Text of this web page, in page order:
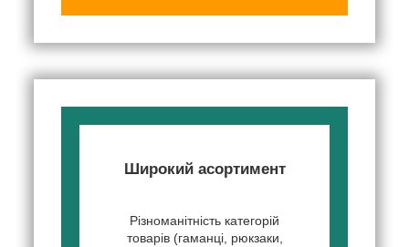
Широкий асортимент
Різноманітність категорій
товарів (гаманці, рюкзаки,